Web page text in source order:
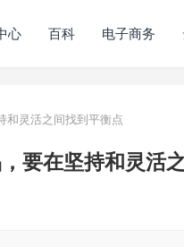
心 百科 电子商务
和灵活之间找到平衡点
要在坚持和灵活